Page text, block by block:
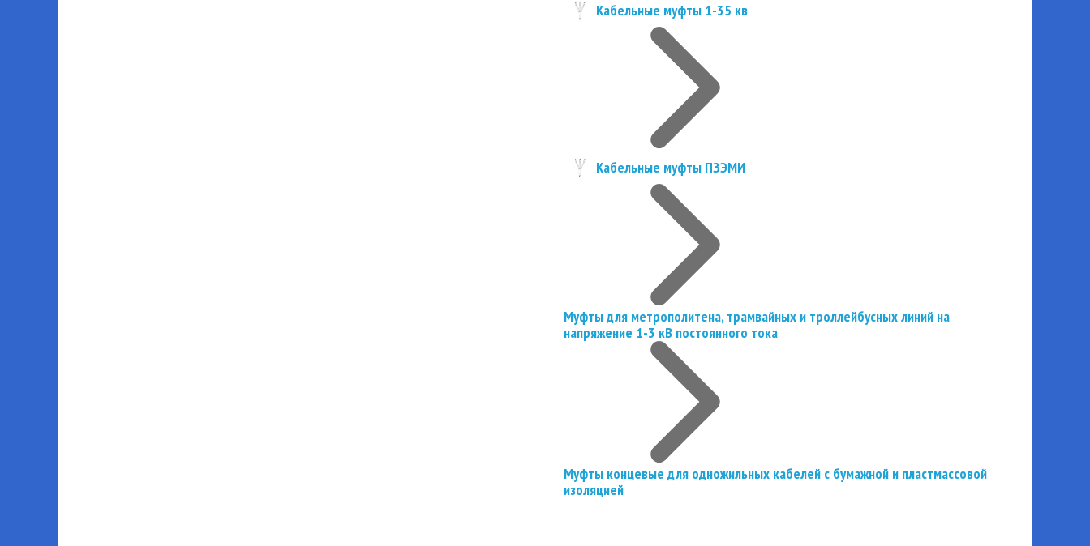
Кабельные муфты 1-35 кв
Кабельные муфты ПЗЭМИ
Муфты для метрополитена, трамвайных и троллейбусных линий на
напряжение 1-3 кВ постоянного тока
Муфты концевые для одножильных кабелей с бумажной и пластмассовой
изоляцией